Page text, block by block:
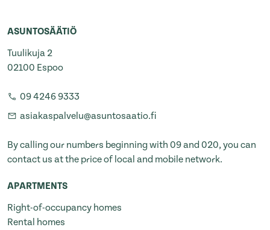
ASUNTOSÄÄTIÖ
Tuulikuja 2
02100 Espoo
09 4246 9333
asiakaspalvelu@asuntosaatio.fi
By calling our numbers beginning with 09 and 020, you can
contact us at the price of local and mobile network.
APARTMENTS
Right-of-occupancy homes
Rental homes